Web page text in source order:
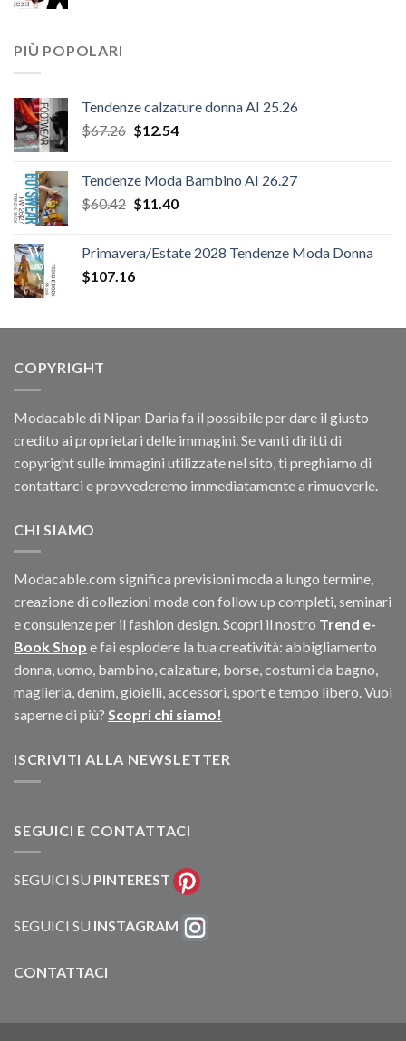
PIÙ POPOLARI
Tendenze calzature donna AI 25.26
$67.26 Il
era:
$67.26.
$12.54Il
è:
$12.54.
Tendenze Moda Bambino AI 26.27
$60.42 Il
era:
$60.42.
$11.40Il
è:
Primavera/Estate 2028 Tendenze Moda Donna
$107.16
COPYRIGHT
Modacable di Nipan Daria fa il possibile per dare il giusto
credito ai proprietari delle immagini. Se vanti diritti di
copyright sulle immagini utilizzate nel sito, ti preghiamo di
contattarci e provvederemo immediatamente a rimuoverle.
CHI SIAMO
Modacable.com significa previsioni moda a lungo termine,
creazione di collezioni moda con follow up completi, seminari
e consulenze per il fashion design. Scopri il nostro Trend e-
Book Shop e fai esplodere la tua creatività: abbigliamento
donna, uomo, bambino, calzature, borse, costumi da bagno,
maglieria, denim, gioielli, accessori, sport e tempo libero. Vuoi
saperne di più? Scopri chi siamo!
ISCRIVITI ALLA NEWSLETTER
SEGUICI E CONTATTACI
SEGUICI SU PINTEREST
SEGUICI SU INSTAGRAM
CONTATTACI